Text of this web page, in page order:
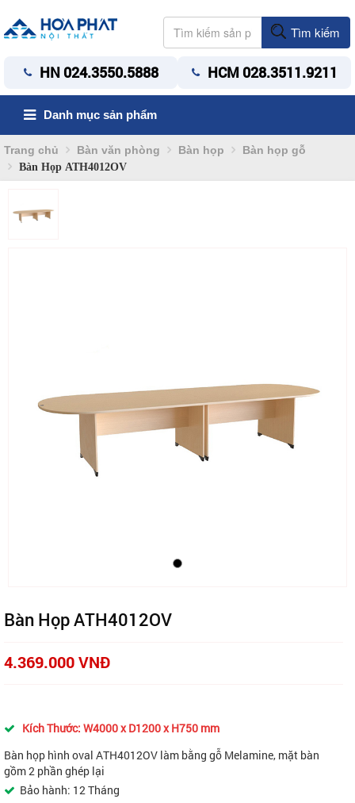
Tìm kiếm
HN 024.3550.5888 HCM 028.3511.9211
Danh mục sản phẩm
Trang chủ Bàn văn phòng Bàn họp Bàn họp gỗ
Bàn Họp ATH4012OV
Bàn Họp ATH4012OV
4.369.000 VNĐ
Kích Thước: W4000 x D1200 x H750 mm
Bàn họp hình oval ATH4012OV làm bằng gỗ Melamine, mặt bàn
gồm 2 phần ghép lại
Bảo hành: 12 Tháng